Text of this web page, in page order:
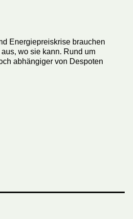
Energiepreiskrise brauchen
wo sie kann. Rund um
abhängiger von Despoten